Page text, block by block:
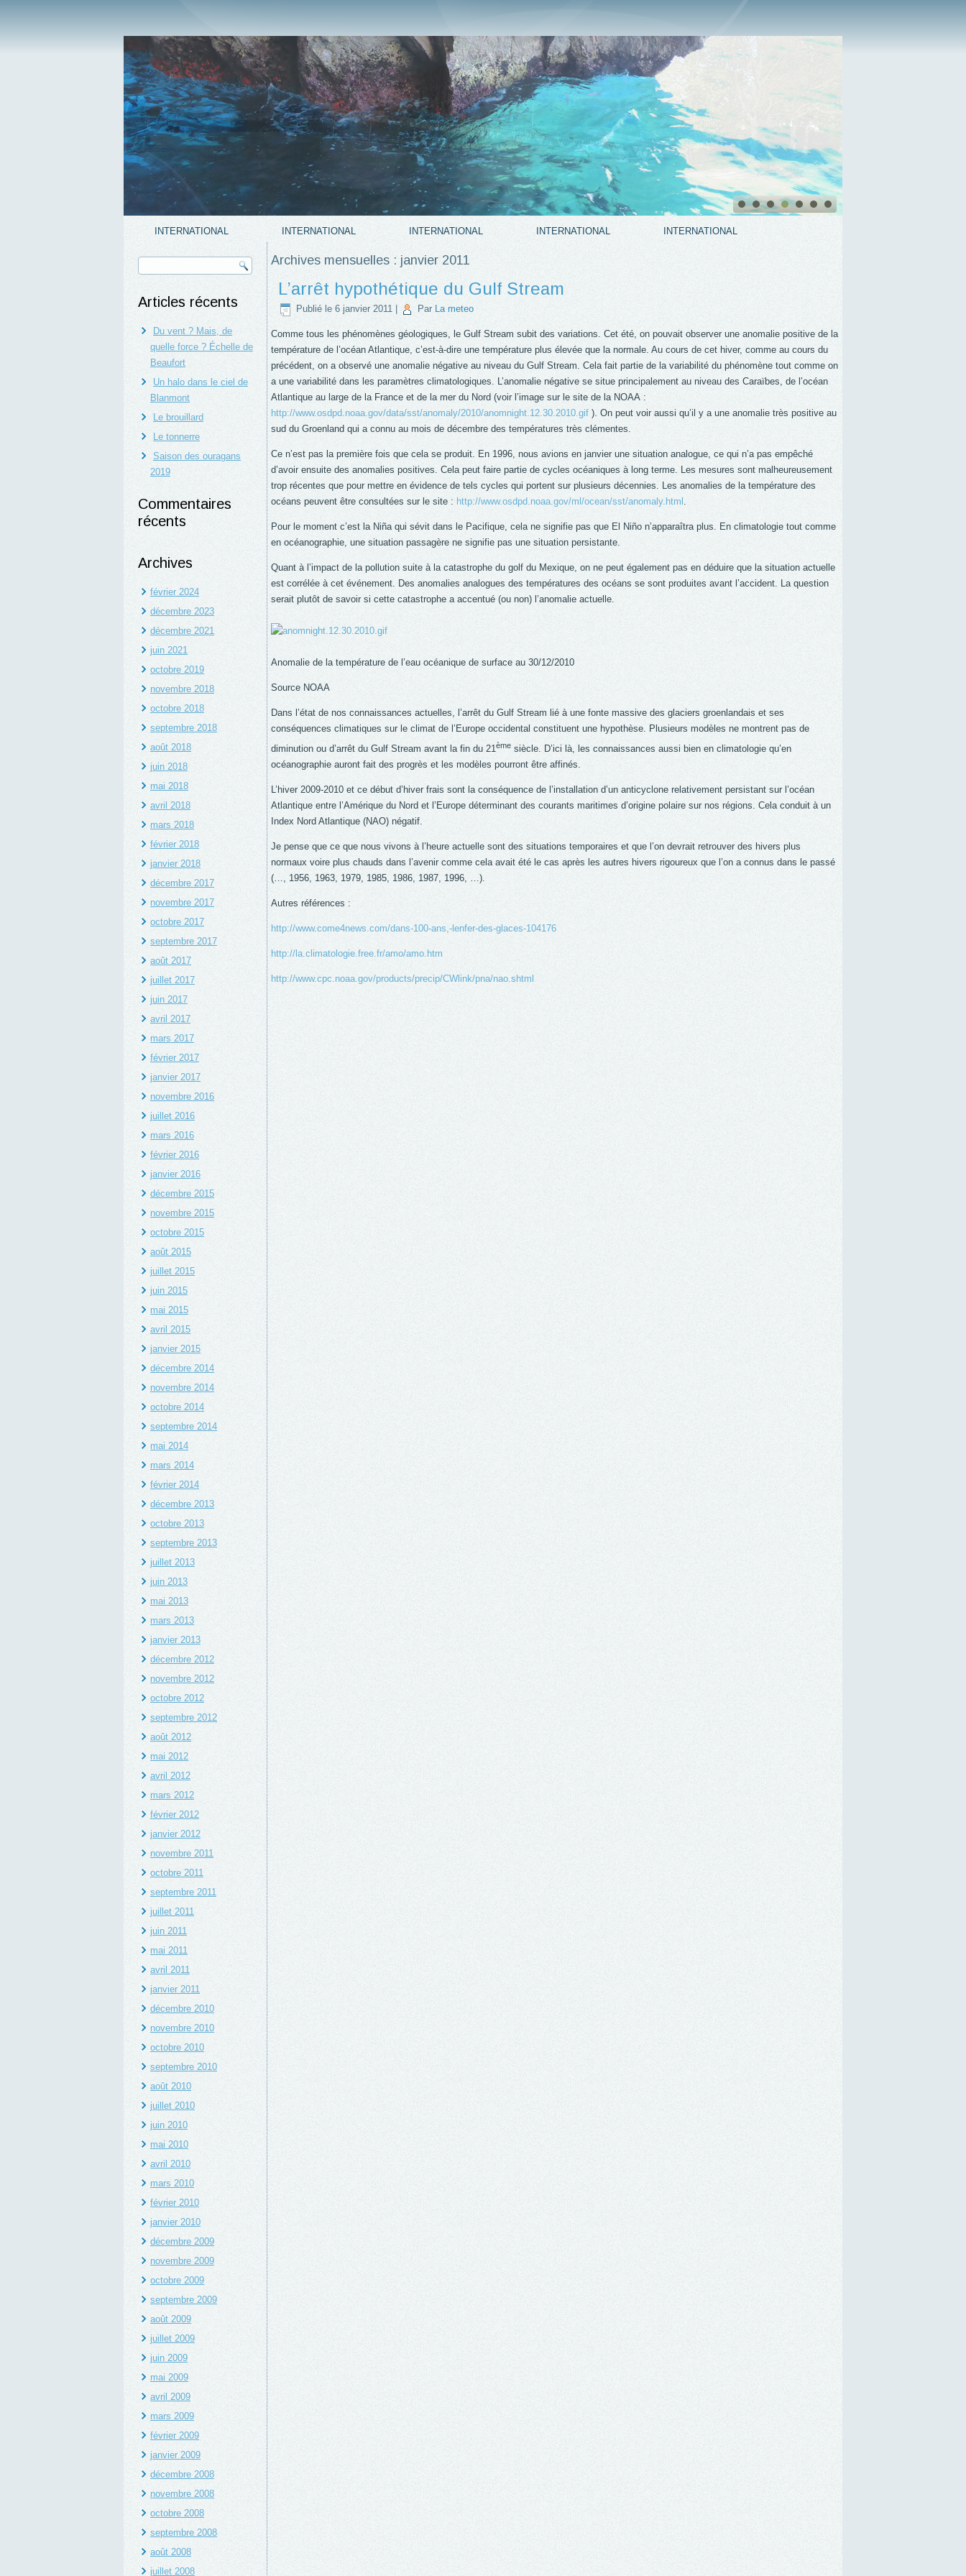
INTERNATIONAL INTERNATIONAL INTERNATIONAL INTERNATIONAL INTERNATIONAL
Articles récents
Du vent ? Mais, de
quelle force ? Échelle de
Beaufort
Un halo dans le ciel de
Blanmont
Le brouillard
Le tonnerre
Saison des ouragans
2019
Commentaires
récents
Archives
février 2024
décembre 2023
décembre 2021
juin 2021
octobre 2019
novembre 2018
octobre 2018
septembre 2018
août 2018
juin 2018
mai 2018
avril 2018
mars 2018
février 2018
janvier 2018
décembre 2017
novembre 2017
octobre 2017
septembre 2017
août 2017
juillet 2017
juin 2017
avril 2017
mars 2017
février 2017
janvier 2017
novembre 2016
juillet 2016
mars 2016
février 2016
janvier 2016
décembre 2015
novembre 2015
octobre 2015
août 2015
juillet 2015
juin 2015
mai 2015
avril 2015
janvier 2015
décembre 2014
novembre 2014
octobre 2014
septembre 2014
mai 2014
mars 2014
février 2014
décembre 2013
octobre 2013
septembre 2013
juillet 2013
juin 2013
mai 2013
mars 2013
janvier 2013
décembre 2012
novembre 2012
octobre 2012
septembre 2012
août 2012
mai 2012
avril 2012
mars 2012
février 2012
janvier 2012
novembre 2011
octobre 2011
septembre 2011
juillet 2011
juin 2011
mai 2011
avril 2011
janvier 2011
décembre 2010
novembre 2010
octobre 2010
septembre 2010
août 2010
juillet 2010
juin 2010
mai 2010
avril 2010
mars 2010
février 2010
janvier 2010
décembre 2009
novembre 2009
octobre 2009
septembre 2009
août 2009
juillet 2009
juin 2009
mai 2009
avril 2009
mars 2009
février 2009
janvier 2009
décembre 2008
novembre 2008
octobre 2008
septembre 2008
août 2008
juillet 2008
Archives mensuelles : janvier 2011
L’arrêt hypothétique du Gulf Stream
Publié le 6 janvier 2011 Par La meteo
Comme tous les phénomènes géologiques, le Gulf Stream subit des variations. Cet été, on pouvait observer une anomalie positive de la
température de l’océan Atlantique, c’est-à-dire une température plus élevée que la normale. Au cours de cet hiver, comme au cours du
précédent, on a observé une anomalie négative au niveau du Gulf Stream. Cela fait partie de la variabilité du phénomène tout comme on
a une variabilité dans les paramètres climatologiques. L’anomalie négative se situe principalement au niveau des Caraïbes, de l’océan
Atlantique au large de la France et de la mer du Nord (voir l’image sur le site de la NOAA :
http://www.osdpd.noaa.gov/data/sst/anomaly/2010/anomnight.12.30.2010.gif ). On peut voir aussi qu’il y a une anomalie très positive au
sud du Groenland qui a connu au mois de décembre des températures très clémentes.
Ce n’est pas la première fois que cela se produit. En 1996, nous avions en janvier une situation analogue, ce qui n’a pas empêché
d’avoir ensuite des anomalies positives. Cela peut faire partie de cycles océaniques à long terme. Les mesures sont malheureusement
trop récentes que pour mettre en évidence de tels cycles qui portent sur plusieurs décennies. Les anomalies de la température des
océans peuvent être consultées sur le site : http://www.osdpd.noaa.gov/ml/ocean/sst/anomaly.html .
Pour le moment c’est la Niña qui sévit dans le Pacifique, cela ne signifie pas que El Niño n’apparaîtra plus. En climatologie tout comme
en océanographie, une situation passagère ne signifie pas une situation persistante.
Quant à l’impact de la pollution suite à la catastrophe du golf du Mexique, on ne peut également pas en déduire que la situation actuelle
est corrélée à cet événement. Des anomalies analogues des températures des océans se sont produites avant l’accident. La question
serait plutôt de savoir si cette catastrophe a accentué (ou non) l’anomalie actuelle.
Anomalie de la température de l’eau océanique de surface au 30/12/2010
Source NOAA
Dans l’état de nos connaissances actuelles, l’arrêt du Gulf Stream lié à une fonte massive des glaciers groenlandais et ses
conséquences climatiques sur le climat de l’Europe occidental constituent une hypothèse. Plusieurs modèles ne montrent pas de
diminution ou d’arrêt du Gulf Stream avant la fin du 21ème siècle. D’ici là, les connaissances aussi bien en climatologie qu’en
océanographie auront fait des progrès et les modèles pourront être affinés.
L’hiver 2009-2010 et ce début d’hiver frais sont la conséquence de l’installation d’un anticyclone relativement persistant sur l’océan
Atlantique entre l’Amérique du Nord et l’Europe déterminant des courants maritimes d’origine polaire sur nos régions. Cela conduit à un
Index Nord Atlantique (NAO) négatif.
Je pense que ce que nous vivons à l’heure actuelle sont des situations temporaires et que l’on devrait retrouver des hivers plus
normaux voire plus chauds dans l’avenir comme cela avait été le cas après les autres hivers rigoureux que l’on a connus dans le passé
(…, 1956, 1963, 1979, 1985, 1986, 1987, 1996, …).
Autres références :
http://www.come4news.com/dans-100-ans,-lenfer-des-glaces-104176
http://la.climatologie.free.fr/amo/amo.htm
http://www.cpc.noaa.gov/products/precip/CWlink/pna/nao.shtml